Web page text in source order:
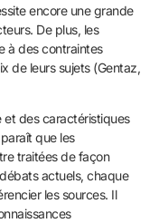
encore une grande
De plus, les
à des contraintes
de leurs sujets (Gentaz,
et des caractéristiques
que les
traitées de façon
actuels, chaque
les sources. Il